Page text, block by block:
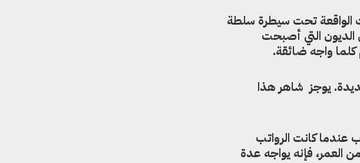
الواقعة تحت سيطرة سلطة
الديون التي أصبحت
كلما واجه ضائقة.
يوجز شاهر هذا
عندما كانت الرواتب
العمر، فإنه يواجه عدة